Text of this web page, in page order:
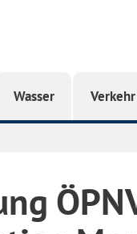
Wasser Verkehr